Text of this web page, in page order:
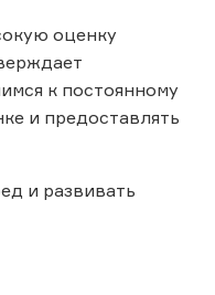
оценку
к постоянному
и предоставлять
и развивать